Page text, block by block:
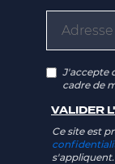
J'accepte
cadre de
Ce site est
s'appliquent.